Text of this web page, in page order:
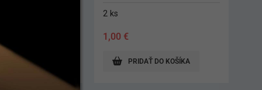
DO KOŠÍKA
100 ks
5,90 €
ZOBRAZIŤ PRODUKT